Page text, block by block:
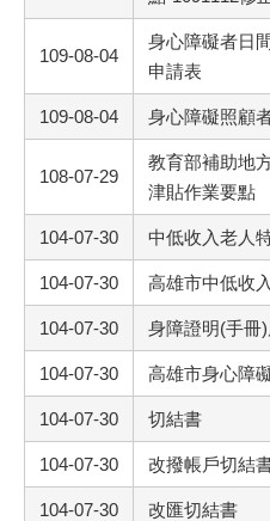
109-08-04
身心障礙者日
申請表
109-08-04 身心障礙照顧
108-07-29
教育部補助地
津貼作業要點
104-07-30 中低收入老人
104-07-30 高雄市中低收
104-07-30 身障證明(手冊
104-07-30 高雄市身心障
104-07-30 切結書
104-07-30 改撥帳戶切結
104-07-30 改匯切結書